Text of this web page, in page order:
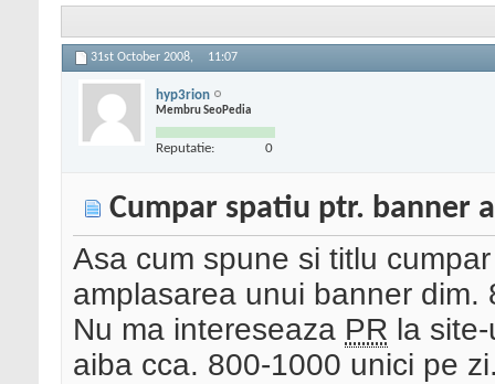
31st October 2008, 11:07
hyp3rion
Membru SeoPedia
Reputatie: 0
Cumpar spatiu ptr. banner
Asa cum spune si titlu
amplasarea unui banner dim.
Nu ma intereseaza PR la
aiba cca. 800-1000 unici pe